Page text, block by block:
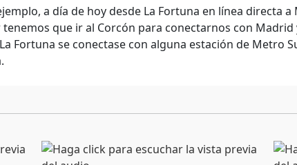
a día de hoy desde La Fortuna en línea directa
que ir al Corcón para conectarnos con
Fortuna se conectase con alguna estación de Metro